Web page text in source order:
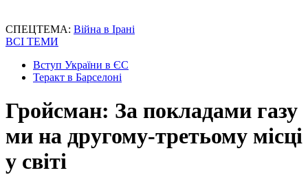
СПЕЦТЕМА: Війна в Ірані
ВСІ ТЕМИ
Вступ України в ЄС
Теракт в Барселоні
Гройсман: За покладами газу
ми на другому-третьому місці
у світі